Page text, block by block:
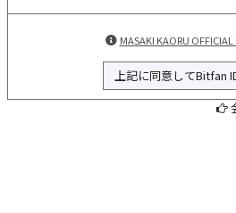
MASAKI KAORU
上記に同意してBitfan